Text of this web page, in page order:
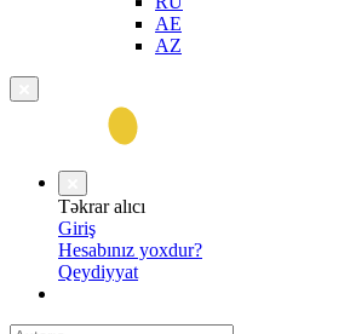
AE
AZ
Təkrar alıcı
Giriş
Hesabınız yoxdur?
Qeydiyyat